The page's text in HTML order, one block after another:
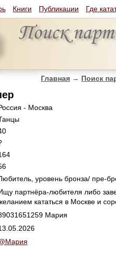
Книги Публикации Где
Главная → Поиск
- Москва
уровень бронза/ пре-
партнёра-любителя либо
кататься в Москве и
Мария